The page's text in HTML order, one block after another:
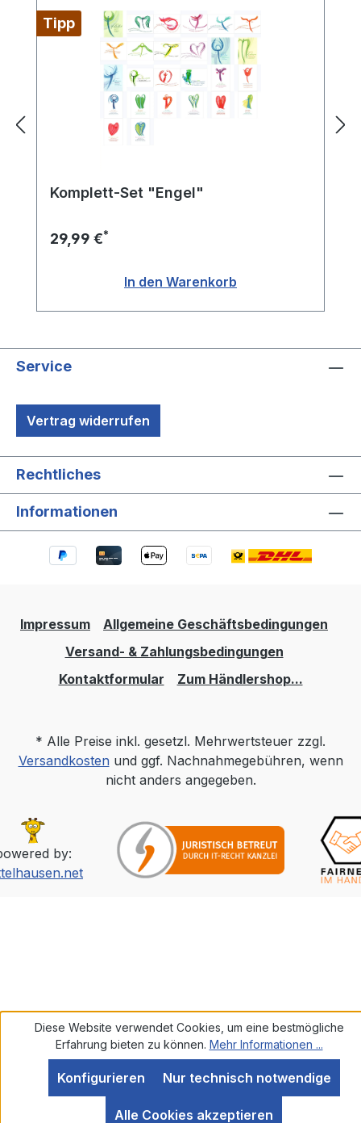
Tipp
Komplett-Set "Engel"
29,99 €*
In den Warenkorb
Service
Vertrag widerrufen
Rechtliches
Informationen
Impressum
Allgemeine Geschäftsbedingungen
Versand- & Zahlungsbedingungen
Kontaktformular
Zum Händlershop...
* Alle Preise inkl. gesetzl. Mehrwertsteuer zzgl.
Versandkostenund ggf. Nachnahmegebühren, wenn
nicht anders angegeben.
by:
Diese Website verwendet Cookies, um eine bestmögliche
Erfahrung bieten zu können. Mehr Informationen ...
Nur technisch notwendige
Konfigurieren
Alle Cookies akzeptieren
Bewertungen bei: ebay.de, amazon.de, shopvote.de ⓘ